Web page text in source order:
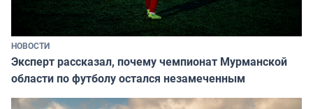
НОВОСТИ
Эксперт рассказал, почему чемпионат Мурманской
области по футболу остался незамеченным